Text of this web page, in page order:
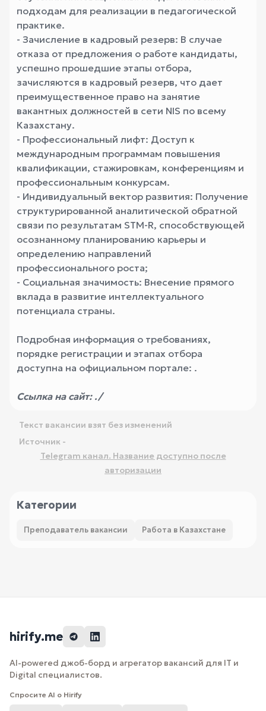
подходам для реализации в педагогической
практике.
- Зачисление в кадровый резерв: В случае
отказа от предложения о работе кандидаты,
успешно прошедшие этапы отбора,
зачисляются в кадровый резерв, что дает
преимущественное право на занятие
вакантных должностей в сети NIS по всему
Казахстану.
- Профессиональный лифт: Доступ к
международным программам повышения
квалификации, стажировкам, конференциям и
профессиональным конкурсам.
- Индивидуальный вектор развития: Получение
структурированной аналитической обратной
связи по результатам STM-R, способствующей
осознанному планированию карьеры и
определению направлений
профессионального роста;
- Социальная значимость: Внесение прямого
вклада в развитие интеллектуального
потенциала страны.
Подробная информация о требованиях,
порядке регистрации и этапах отбора
доступна на официальном портале: .
Ссылка на сайт: ./
Текст вакансии взят без изменений
Источник -
Telegram канал. Название доступно после
авторизации
Категории
Преподаватель вакансии Работа в Казахстане
hirify.me
AI-powered джоб-борд и агрегатор вакансий для IT и
Digital специалистов.
Спросите AI о Hirify